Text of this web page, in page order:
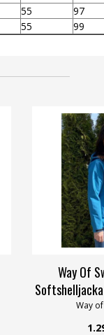
55
97
55 99
Way Of
Way